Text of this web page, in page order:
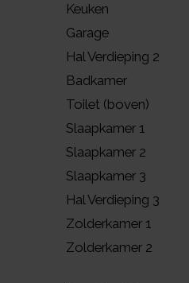
Keuken
Garage
Hal Verdieping 2
Badkamer
Toilet (boven)
Slaapkamer 1
Slaapkamer 2
Slaapkamer 3
Hal Verdieping 3
Zolderkamer 1
Zolderkamer 2